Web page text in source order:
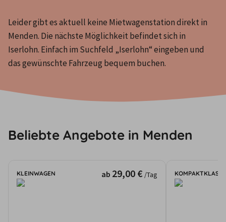
Leider gibt es aktuell keine Mietwagenstation direkt in
Menden. Die nächste Möglichkeit befindet sich in
Iserlohn. Einfach im Suchfeld „Iserlohn“ eingeben und
das gewünschte Fahrzeug bequem buchen.
Beliebte Angebote in Menden
KLEINWAGEN ab 29,00 € /Tag KOMPAKTKLASSE